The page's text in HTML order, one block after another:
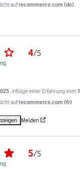
aufrecommerce.com (de)
4/5
, infolge einer Erfahrung vom
aufrecommerce.com (fr)
Melden
5/5